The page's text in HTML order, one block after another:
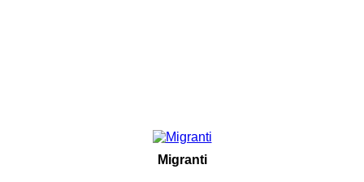
Migranti